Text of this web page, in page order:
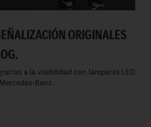
ORIGINALES
a la visibilidad con lámparas LED
Benz.